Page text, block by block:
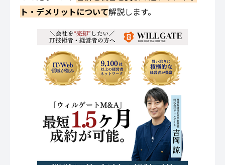
ト・デメリットについて解説します。